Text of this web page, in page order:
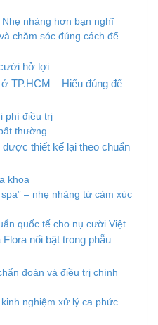
nhàng hơn bạn nghĩ
chăm sóc đúng cách để
hở lợi
TP.HCM – Hiểu đúng để
phí điều trị
thường
thiết kế lại theo chuẩn
khoa
– nhẹ nhàng từ cảm xúc
quốc tế cho nụ cười Việt
nổi bật trong phẫu
đoán và điều trị chính
nghiệm xử lý ca phức